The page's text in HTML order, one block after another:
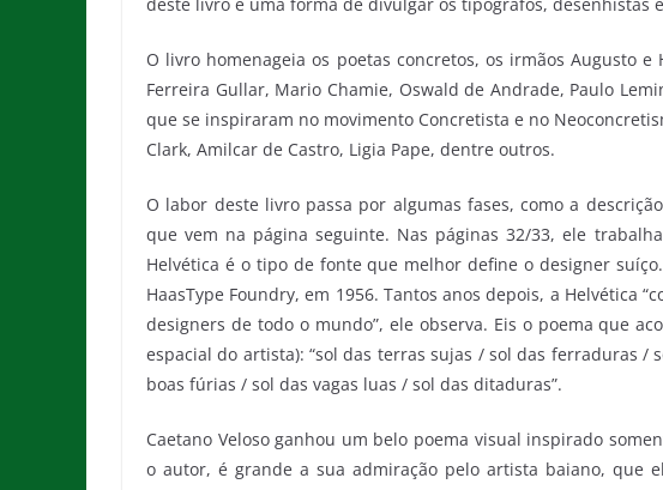
deste livro é uma forma de divulgar os tipógrafos, desenhistas
O livro homenageia os poetas concretos, os irmãos Augusto
Ferreira Gullar, Mario Chamie, Oswald de Andrade, Paulo
que se inspiraram no movimento Concretista e no
Clark, Amilcar de Castro, Ligia Pape, dentre outros.
O labor deste livro passa por algumas fases, como a
que vem na página seguinte. Nas páginas 32/33, ele
Helvética é o tipo de fonte que melhor define o designer
HaasType Foundry, em 1956. Tantos anos depois, a Helvética
designers de todo o mundo”, ele observa. Eis o poema que
espacial do artista): “sol das terras sujas / sol das ferraduras /
boas fúrias / sol das vagas luas / sol das ditaduras”.
Caetano Veloso ganhou um belo poema visual inspirado
o autor, é grande a sua admiração pelo artista baiano, que